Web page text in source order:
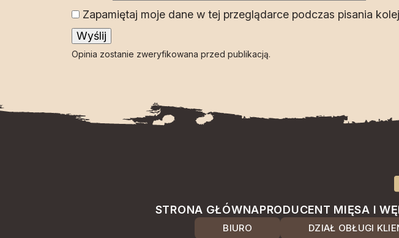
Zapamiętaj moje dane w tej przeglądarce podczas pisania
Opinia zostanie zweryfikowana przed publikacją.
STRONA GŁÓWNAPRODUCENT MIĘSA I
BIURO DZIAŁ OBŁUGI